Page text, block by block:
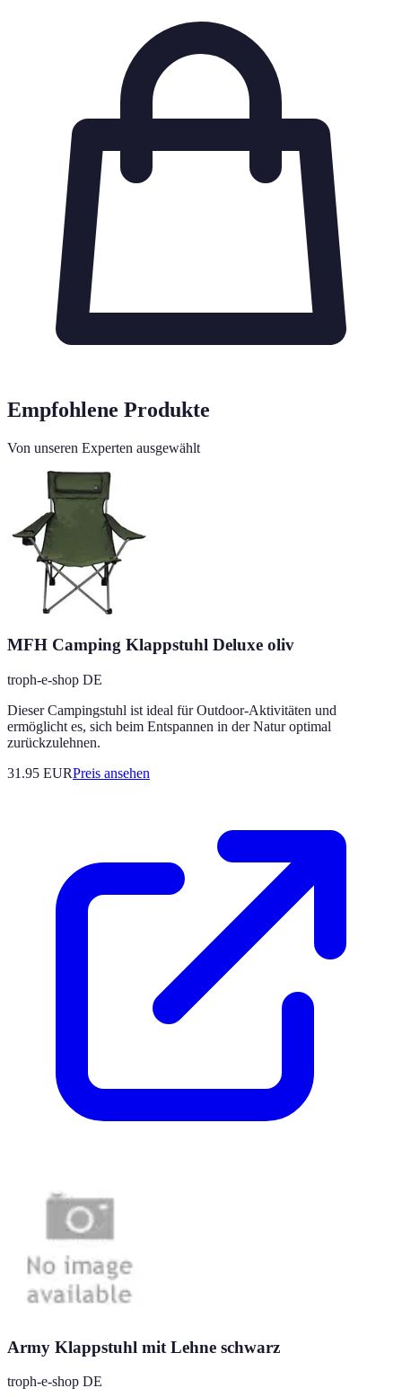
Empfohlene Produkte
Von unseren Experten ausgewählt
MFH Camping Klappstuhl Deluxe oliv
troph-e-shop DE
Dieser Campingstuhl ist ideal für Outdoor-Aktivitäten und
ermöglicht es, sich beim Entspannen in der Natur optimal
zurückzulehnen.
31.95 EURPreis ansehen
Army Klappstuhl mit Lehne schwarz
troph-e-shop DE